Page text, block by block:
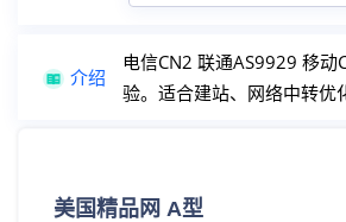
法国住宅（
介绍
电信CN2 联通AS9929 移动
验。适合建站、网络中转优
美国精品网 A型